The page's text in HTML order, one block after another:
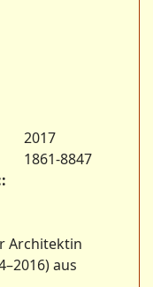
2017
1861-8847
Architektin
aus